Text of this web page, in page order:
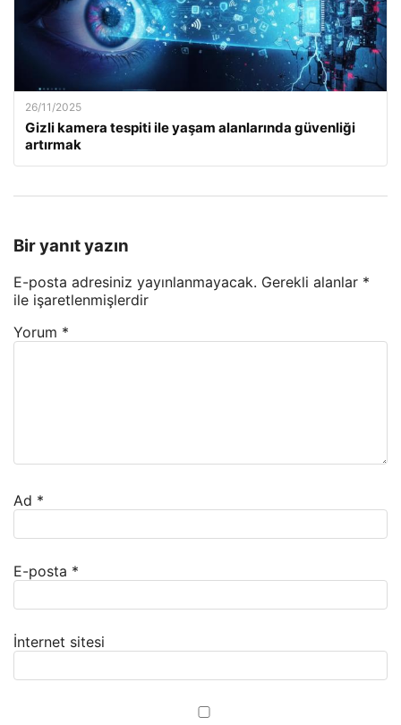
26/11/2025
Gizli kamera tespiti ile yaşam alanlarında güvenliği
artırmak
Bir yanıt yazın
E-posta adresiniz yayınlanmayacak. Gerekli alanlar *
ile işaretlenmişlerdir
Yorum *
Ad *
E-posta *
İnternet sitesi